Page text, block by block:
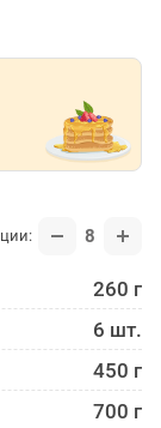
8
260 г
6 шт.
450 г
700 г